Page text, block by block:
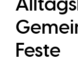
Feste